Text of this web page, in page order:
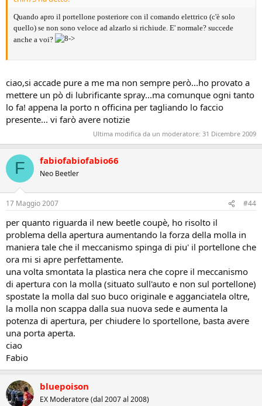
Quando apro il portellone posteriore con il comando elettrico (c'è solo
quello) se non sono veloce ad alzarlo si richiude. E' normale? succede
anche a voi?
ciao,si accade pure a me ma non sempre però...ho provato a
mettere un pò di lubrificante spray...ma comunque ogni tanto
lo fa! appena la porto n officina per tagliando lo faccio
presente... vi farò avere notizie
Ultima modifica da un moderatore: 31 Dicembre 2009
F fabiofabiofabio66
Neo Beetler
17 Maggio 2007 #44
per quanto riguarda il new beetle coupè, ho risolto il
problema della apertura aumentando la forza della molla in
maniera tale che il meccanismo spinga di piu' il portellone che
ora mi si apre perfettamente.
una volta smontata la plastica nera che copre il meccanismo
di apertura con la molla (situato sull'auto e non sul portellone)
spostate la molla dal suo buco originale e agganciatela oltre,
la molla non scappa dalla sua nuova sede e aumenta la
potenza di apertura, per chiudere lo sportellone, basta avere
una porta aperta.
ciao
Fabio
bluepoison
EX Moderatore (dal 2007 al 2008)